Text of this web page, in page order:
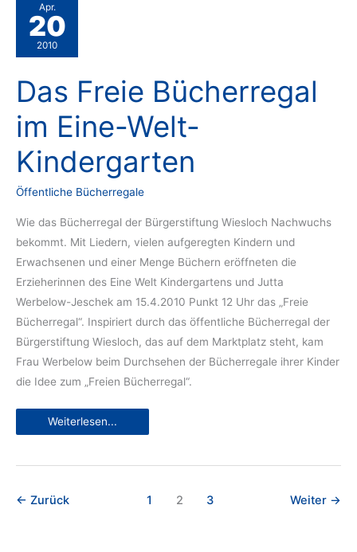
Apr.
20
2010
Das Freie Bücherregal
im Eine-Welt-
Kindergarten
Öffentliche Bücherregale
Wie das Bücherregal der Bürgerstiftung Wiesloch Nachwuchs
bekommt. Mit Liedern, vielen aufgeregten Kindern und
Erwachsenen und einer Menge Büchern eröffneten die
Erzieherinnen des Eine Welt Kindergartens und Jutta
Werbelow-Jeschek am 15.4.2010 Punkt 12 Uhr das „Freie
Bücherregal“. Inspiriert durch das öffentliche Bücherregal der
Bürgerstiftung Wiesloch, das auf dem Marktplatz steht, kam
Frau Werbelow beim Durchsehen der Bücherregale ihrer Kinder
die Idee zum „Freien Bücherregal“.
Das
Weiterlesen...
← Zurück 1 2 3 Weiter →